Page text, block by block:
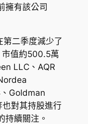
擁有該公司
二季度減少了
值約500.5萬
LLC、AQR
Goldman
對其持股進行
持續關注。